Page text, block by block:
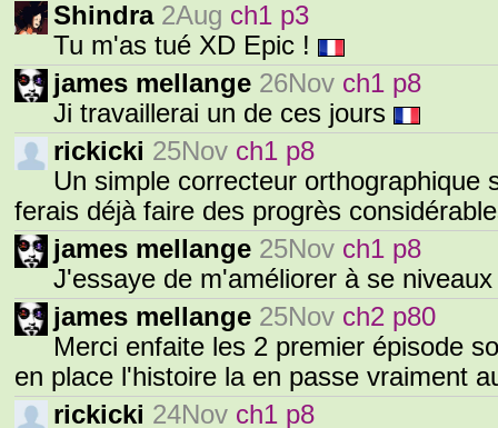
Shindra 2Aug ch1 p3
Tu m'as tué XD Epic !
james mellange 26Nov ch1 p8
Ji travaillerai un de ces jours
rickicki 25Nov ch1 p8
Un simple correcteur orthographique
ferais déjà faire des progrès
james mellange 25Nov ch1 p8
J'essaye de m'améliorer à se
james mellange 25Nov ch2 p80
Merci enfaite les 2 premier épisode
en place l'histoire la en passe vraiment
rickicki 24Nov ch1 p8